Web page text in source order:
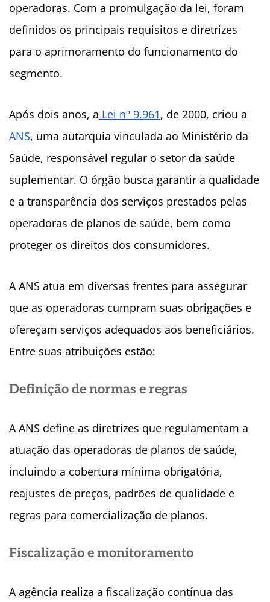
operadoras. Com a promulgação da lei, foram
definidos os principais requisitos e diretrizes
para o aprimoramento do funcionamento do
segmento.
Após dois anos, a Lei nº 9.961, de 2000, criou a
ANS, uma autarquia vinculada ao Ministério da
Saúde, responsável regular o setor da saúde
suplementar. O órgão busca garantir a qualidade
e a transparência dos serviços prestados pelas
operadoras de planos de saúde, bem como
proteger os direitos dos consumidores.
A ANS atua em diversas frentes para assegurar
que as operadoras cumpram suas obrigações e
ofereçam serviços adequados aos beneficiários.
Entre suas atribuições estão:
Definição de normas e regras
A ANS define as diretrizes que regulamentam a
atuação das operadoras de planos de saúde,
incluindo a cobertura mínima obrigatória,
reajustes de preços, padrões de qualidade e
regras para comercialização de planos.
Fiscalização e monitoramento
A agência realiza a fiscalização contínua das